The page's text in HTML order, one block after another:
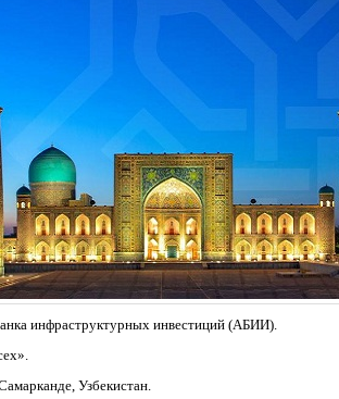
инфраструктурных инвестиций (АБИИ).
Узбекистан.